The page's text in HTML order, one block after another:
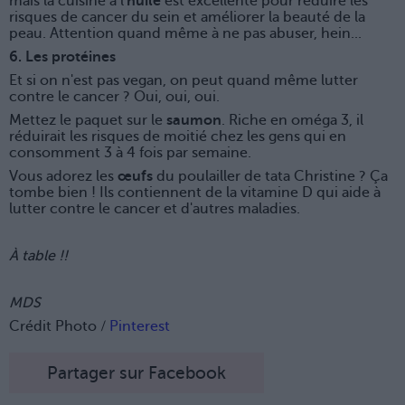
risques de cancer du sein et améliorer la beauté de la
peau. Attention quand même à ne pas abuser, hein...
6. Les protéines
Et si on n'est pas vegan, on peut quand même lutter
contre le cancer ? Oui, oui, oui.
Mettez le paquet sur le saumon. Riche en oméga 3, il
réduirait les risques de moitié chez les gens qui en
consomment 3 à 4 fois par semaine.
Vous adorez les œufs du poulailler de tata Christine ? Ça
tombe bien ! Ils contiennent de la vitamine D qui aide à
lutter contre le cancer et d'autres maladies.
À table !!
MDS
Crédit Photo / Pinterest
Partager sur Facebook